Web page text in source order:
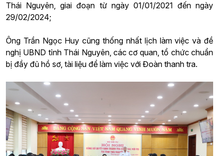
Thái Nguyên, giai đoạn từ ngày 01/01/2021 đến ngày
29/02/2024;
Ông Trần Ngọc Huy cũng thống nhất lịch làm việc và đề
nghị UBND tỉnh Thái Nguyên, các cơ quan, tổ chức chuẩn
bị đầy đủ hồ sơ, tài liệu để làm việc với Đoàn thanh tra.